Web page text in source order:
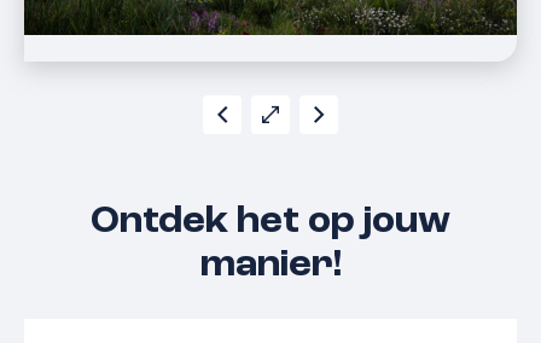
Ontdek het op jouw
manier!